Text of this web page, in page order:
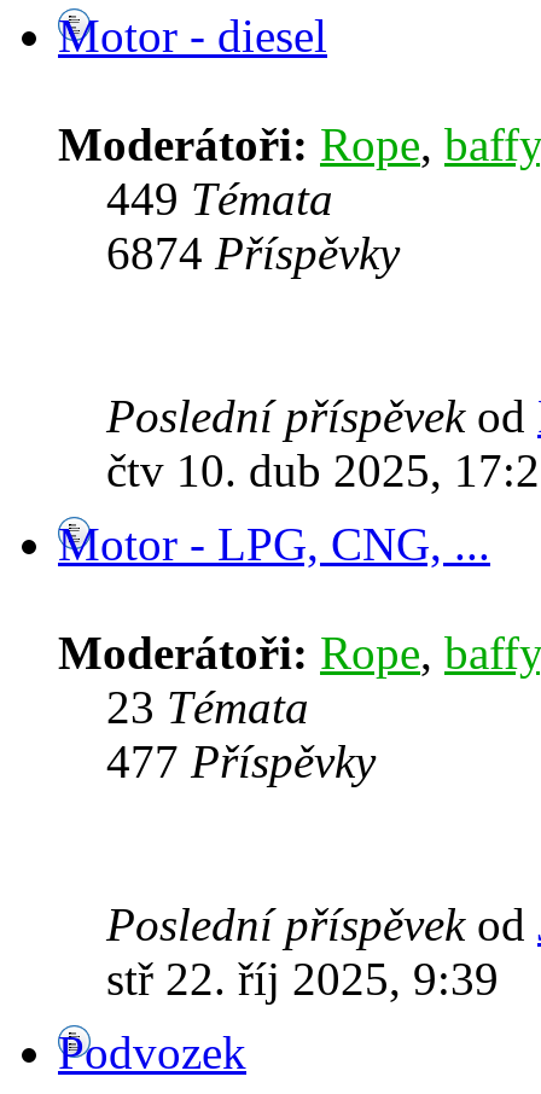
Motor - diesel
Moderátoři: Rope, baffy
449 Témata
6874 Příspěvky
Poslední příspěvekod
čtv 10. dub 2025,
Motor - LPG, CNG, ...
Moderátoři: Rope, baffy
23 Témata
477 Příspěvky
Poslední příspěvekod
stř 22. říj 2025, 9:39
Podvozek